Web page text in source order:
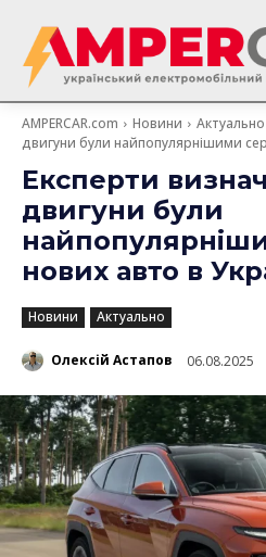
AMPERCAR.com Новини Актуально
двигуни були найпопулярнішими
Експерти
двигуни були
нових авто в
Новини Актуально
Олексій Астапов 06.08.2025